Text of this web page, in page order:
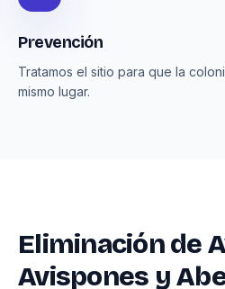
Prevención
Tratamos el sitio para que la
mismo lugar.
Eliminación de
Avispones y